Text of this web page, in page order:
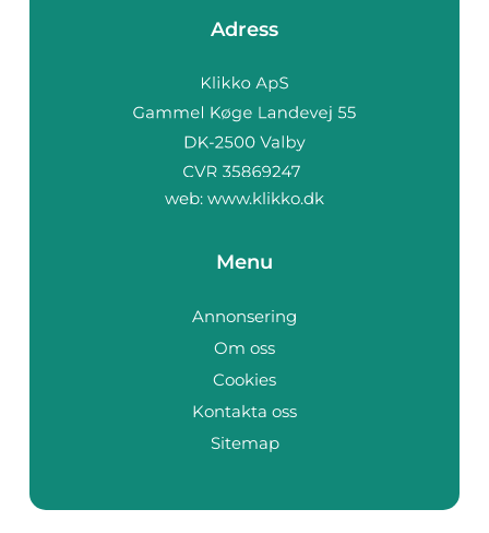
Adress
web: www.klikko.dk
Menu
Annonsering
Om oss
Cookies
Kontakta oss
Sitemap